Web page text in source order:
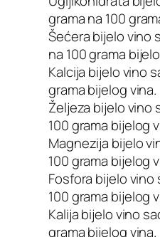
grama na 100
Šećera bijelo vino
na 100 grama
Kalcija bijelo vino
grama bijelog vina.
Željeza bijelo vino
100 grama bijelog
Magnezija bijelo
100 grama bijelog
Fosfora bijelo vino
100 grama bijelog
Kalija bijelo vino
grama bijelog vina.